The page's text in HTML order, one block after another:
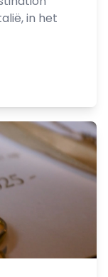
in het